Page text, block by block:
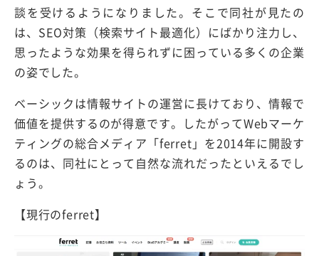
談を受けるようになりました。そこで同社が見たの
は、SEO対策（検索サイト最適化）にばかり注力し、
思ったような効果を得られずに困っている多くの企業
の姿でした。
ベーシックは情報サイトの運営に長けており、情報で
価値を提供するのが得意です。したがってWebマーケ
ティングの総合メディア「ferret」を2014年に開設す
るのは、同社にとって自然な流れだったといえるでし
ょう。
【現行のferret】